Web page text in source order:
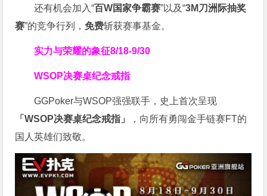
还有机会加入“百W国家争霸赛”以及“3M刀洲际抽奖
赛”的竞争行列，免费斩获赛事基金。
实力与荣耀的象征8/18-9/30
WSOP决赛桌纪念戒指
GGPoker与WSOP强强联手，史上首次呈现
「WSOP决赛桌纪念戒指」
，向所有勇闯金手链赛FT的
国人英雄们致敬。